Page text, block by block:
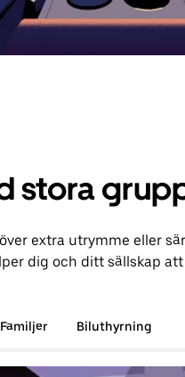
stora
extra utrymme eller
dig och ditt sällskap
Familjer Biluthyrning